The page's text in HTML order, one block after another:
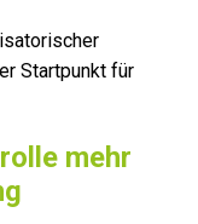
Startpunkt für
mehr